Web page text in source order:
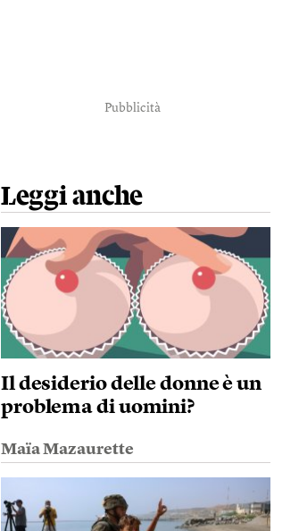
Pubblicità
Leggi anche
Il desiderio delle donne è un
problema di uomini?
Maïa Mazaurette